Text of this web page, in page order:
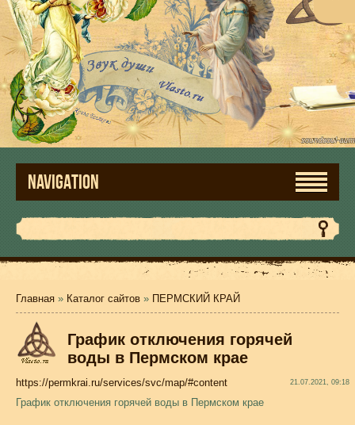
NAVIGATION
Главная » Каталог сайтов » ПЕРМСКИЙ КРАЙ
График отключения горячей
воды в Пермском крае
https://permkrai.ru/services/svc/map/#content 21.07.2021, 09:18
График отключения горячей воды в Пермском крае